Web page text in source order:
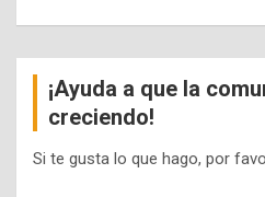
¡Ayuda a que la
creciendo!
Si te gusta lo que hago, por